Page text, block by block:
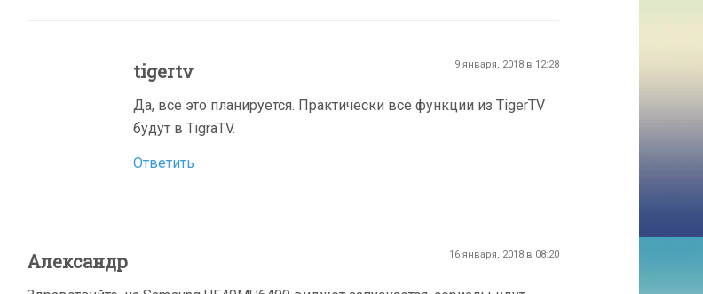
tigertv 9 января, 2018 в 12:28
Да, все это планируется. Практически все функции из TigerTV
будут в TigraTV.
Ответить
Александр 16 января, 2018 в 08:20